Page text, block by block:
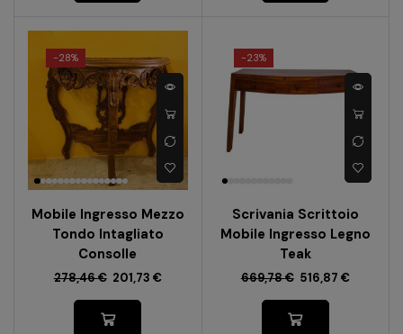
-28%
Mobile Ingresso Mezzo
Tondo Intagliato
Consolle
278,46€ 201,73 €
-23%
Scrivania Scrittoio
Mobile Ingresso Legno
Teak
669,78€ 516,87 €